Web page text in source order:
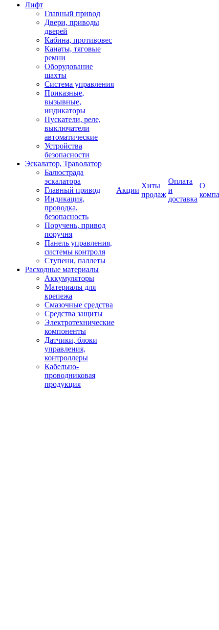
Лифт
Главный привод
Двери, приводы
дверей
Кабина, противовес
Канаты, тяговые
ремни
Оборудование
шахты
Система управления
Приказные,
вызывные,
индикаторы
Пускатели, реле,
выключатели
автоматические
Устройства
безопасности
Эскалатор, Траволатор
Балюстрада
эскалатора
Главный привод
Индикация,
проводка,
безопасность
Поручень, привод
поручня
Панель управления,
системы контроля
Ступени, паллеты
Расходные материалы
Аккумуляторы
Материалы для
крепежа
Смазочные средства
Средства защиты
Электротехнические
компоненты
Датчики, блоки
управления,
контроллеры
Кабельно-
проводниковая
продукция
Акции
Хиты
продаж
Оплата
и
доставка
О